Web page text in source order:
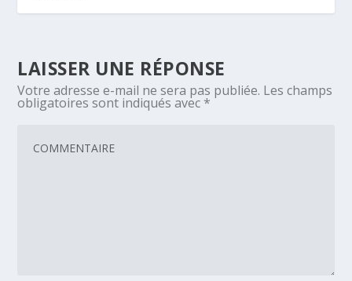
LAISSER UNE RÉPONSE
Votre adresse e-mail ne sera pas publiée. Les champs
obligatoires sont indiqués avec *